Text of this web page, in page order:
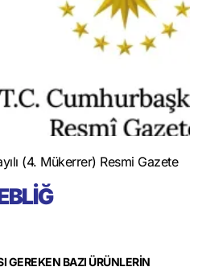
(4. Mükerrer) Resmi Gazete
GEREKEN BAZI ÜRÜNLERİN